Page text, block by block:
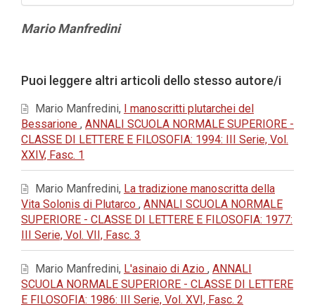
Contenuto
Mario Manfredini
dell'articolo
Puoi leggere altri articoli dello stesso autore/i
Mario Manfredini, I manoscritti plutarchei del
Bessarione , ANNALI SCUOLA NORMALE SUPERIORE -
CLASSE DI LETTERE E FILOSOFIA: 1994: III Serie, Vol.
XXIV, Fasc. 1
Mario Manfredini, La tradizione manoscritta della
Vita Solonis di Plutarco , ANNALI SCUOLA NORMALE
SUPERIORE - CLASSE DI LETTERE E FILOSOFIA: 1977:
III Serie, Vol. VII, Fasc. 3
Mario Manfredini, L'asinaio di Azio , ANNALI
SCUOLA NORMALE SUPERIORE - CLASSE DI LETTERE
E FILOSOFIA: 1986: III Serie, Vol. XVI, Fasc. 2